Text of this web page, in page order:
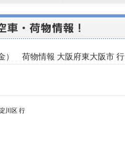
） 荷物情報 大阪府東大阪市 行
川区 行